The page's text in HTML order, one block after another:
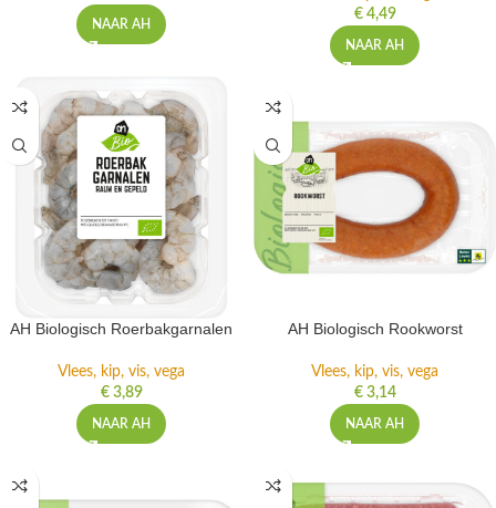
NAAR AH
€4,49
NAAR AH
AH Biologisch Roerbakgarnalen
Vlees, kip, vis, vega
€3,89
NAAR AH
AH Biologisch Rookworst
Vlees, kip, vis, vega
€3,14
NAAR AH